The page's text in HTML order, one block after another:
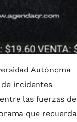
Autónoma
incidentes
las fuerzas de
que recuerda